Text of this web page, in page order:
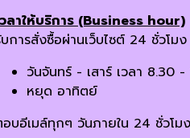
ลาให้บริการ (Business hour)
การสั่งซื้อผ่านเว็บไซต์ 24 ชั่วโมง
วันจันทร์ - เสาร์ เวลา 8.30 -
หยุด อาทิตย์
บอีเมล์ทุกๆ วันภายใน 24 ชั่วโมง